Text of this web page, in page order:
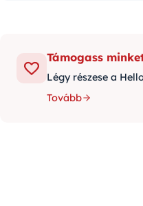
Támogass
Légy részese a
Tovább